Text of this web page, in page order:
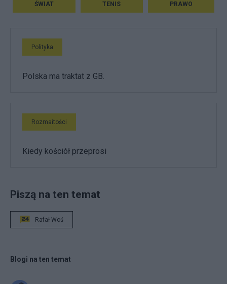
ŚWIAT TENIS PRAWO
Polityka
Polska ma traktat z GB.
Rozmaitości
Kiedy kościół przeprosi
Piszą na ten temat
Rafał Woś
Blogi na ten temat